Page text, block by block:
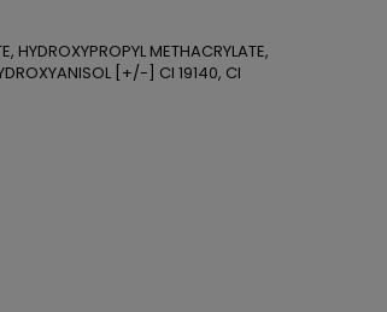
HYDROXYPROPYL METHACRYLATE,
[+/-] CI 19140, CI